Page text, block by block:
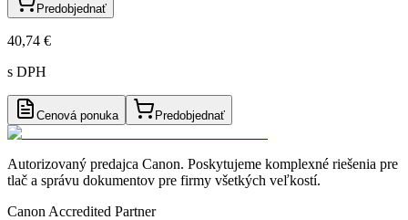
Predobjednať
40,74 €
s DPH
Cenová ponuka Predobjednať
Autorizovaný predajca Canon. Poskytujeme komplexné riešenia pre
tlač a správu dokumentov pre firmy všetkých veľkostí.
Canon Accredited Partner